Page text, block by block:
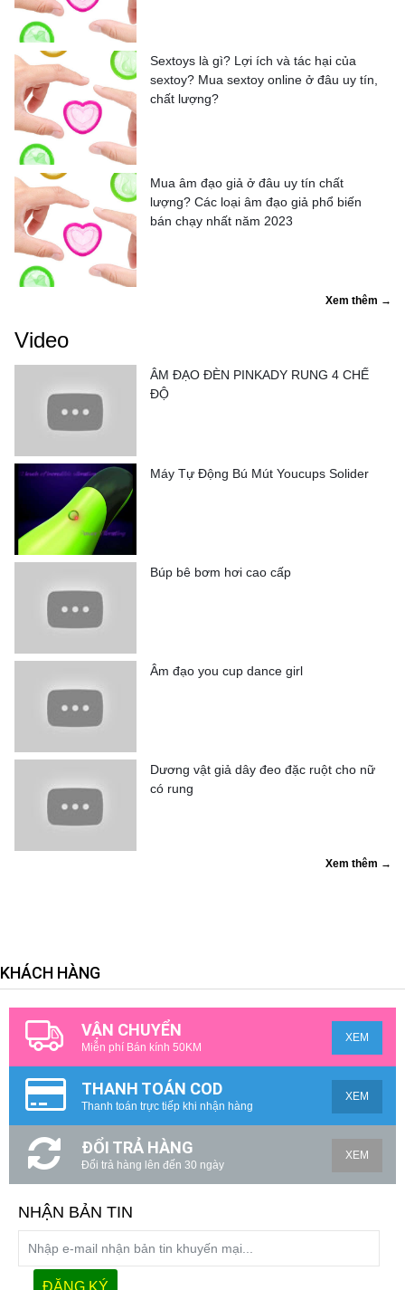
Sextoys là gì? Lợi ích và tác hại của
sextoy? Mua sextoy online ở đâu uy tín,
chất lượng?
Mua âm đạo giả ở đâu uy tín chất
lượng? Các loại âm đạo giả phổ biến
bán chạy nhất năm 2023
Xem thêm →
Video
ÂM ĐẠO ĐÈN PINKADY RUNG 4 CHẾ
ĐỘ
Máy Tự Động Bú Mút Youcups Solider
Búp bê bơm hơi cao cấp
Âm đạo you cup dance girl
Dương vật giả dây đeo đặc ruột cho nữ
có rung
Xem thêm →
KHÁCH HÀNG
VẬN CHUYỂN
Miễn phí Bán kính 50KM
XEM
THANH TOÁN COD
Thanh toán trực tiếp khi nhận hàng
XEM
ĐỔI TRẢ HÀNG
Đổi trả hàng lên đến 30 ngày
XEM
NHẬN BẢN TIN